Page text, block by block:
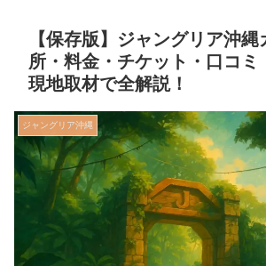
【保存版】ジャングリア沖
所・料金・チケット・口コミ
現地取材で全解説！
ジャングリア沖縄